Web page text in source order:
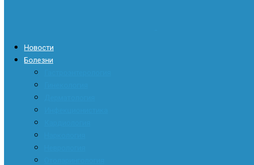
Новости
Болезни